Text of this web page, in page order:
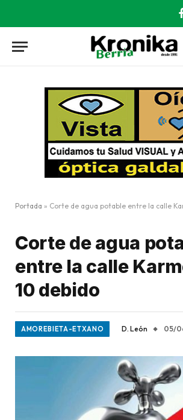
Portada » Corte de agua potable entre la calle
Corte de agua
entre la calle
10 debido
AMOREBIETA-ETXANO D. León 05/